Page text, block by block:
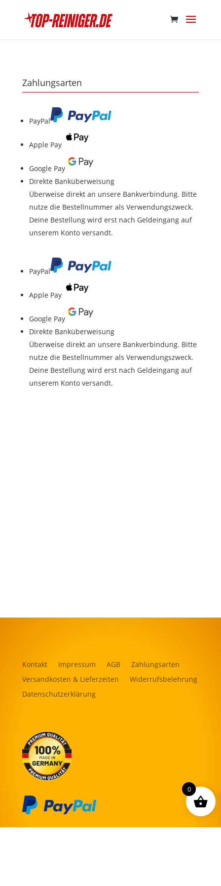
Zahlungsarten
PayPal
Apple Pay
Google Pay
Direkte Banküberweisung
Überweise direkt an unsere Bankverbindung. Bitte
nutze die Bestellnummer als Verwendungszweck.
Deine Bestellung wird erst nach Geldeingang auf
unserem Konto versandt.
PayPal
Apple Pay
Google Pay
Direkte Banküberweisung
Überweise direkt an unsere Bankverbindung. Bitte
nutze die Bestellnummer als Verwendungszweck.
Deine Bestellung wird erst nach Geldeingang auf
unserem Konto versandt.
Kontakt Impressum AGB
Zahlungsarten
Versandkosten & Lieferzeiten
Widerrufsbelehrung
Datenschutzerklärung
0